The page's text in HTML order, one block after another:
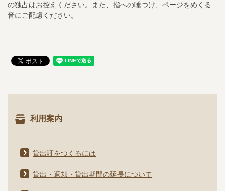
の独占はお控えください。また、指への唾つけ、ページをめくる
音にご配慮ください。
利用案内
貸出証をつくるには
貸出・返却・貸出期間の延長について